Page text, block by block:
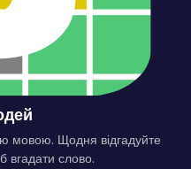
мовою. Щодня відгадуйте
вгадати слово.